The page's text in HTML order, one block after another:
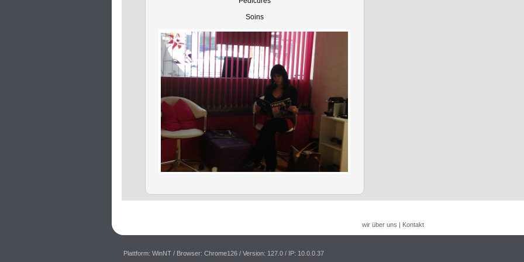
Soins
wir über uns | Kontakt
Plattform: WinNT / Browser: Chrome126 / Version: 127.0 / IP: 10.0.0.37